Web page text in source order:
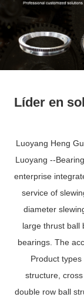
Líder en
Luoyang Heng
Luoyang --
enterprise
service of
diameter
large thrust ball
bearings. The
Product
structure,
double row ball